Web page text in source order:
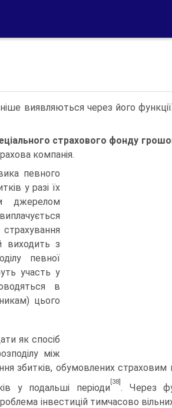
вияв­ляються через його
страхового фонду
компанія.
певного
у разі їх
джерелом
виходить з
певної
участь у
в
цього
як спосіб
між
збитків, обумов­лених
у подальші періоди
[38]
. Через
інвестицій тимчасово